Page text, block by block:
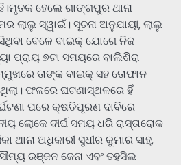
ହେଲେ ଗାଙ୍ଗପୁର ଥାନା
ଲାଲୁ ସ୍ୱାଇଁ। ସୂଚନା ଅନୁଯାୟୀ, ଲାଲୁ
ବେଳେ ବାଇକ୍‌ ଯୋଗେ ନିଜ
ପ୍ରାୟ ୭ଟା ସମୟରେ ବାଲିଶିରା
ତାଙ୍କ ବାଇକ୍‌ ସହ ତୋଫାନ
ଫଳରେ ଘଟଣାସ୍ଥଳରେ ହିଁ
ପରେ କ୍ଷତିପୂରଣ ଦାବିରେ
ଲୋକେ ଦୀର୍ଘ ସମୟ ଧରି ରାସ୍ତାରୋକ
ଅଧିକାରୀ ସୁଧୀର କୁମାର ସାହୁ,
ରଞ୍ଜନ ଜେନା ଏବଂ ତହସିଲ